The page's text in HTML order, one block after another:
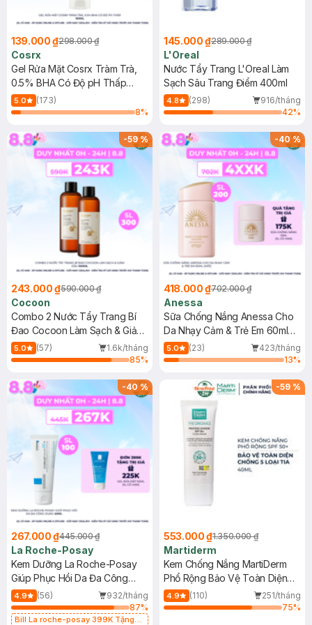
139.000 ₫298.000 ₫
Cosrx
Gel Rửa Mặt Cosrx Tràm Trà,
0.5% BHA Có Độ pH Thấp
150ml
5.0
(173)
8%
145.000 ₫289.000 ₫
L'Oreal
Nước Tẩy Trang L'Oreal Làm
Sạch Sâu Trang Điểm 400ml
4.8 (298)
916/tháng
42%
-59%
243.000 ₫590.000 ₫
Cocoon
Combo 2 Nước Tẩy Trang Bí
Đao Cocoon Làm Sạch & Giảm
Dầu 500ml
5.0 (57)
1.6k/tháng
85%
-40%
418.000 ₫702.000 ₫
Anessa
Sữa Chống Nắng Anessa Cho
Da Nhạy Cảm & Trẻ Em 60ml
(Mới)
5.0 (23)
423/tháng
13%
-40%
267.000 ₫445.000 ₫
La Roche-Posay
Kem Dưỡng La Roche-Posay
Giúp Phục Hồi Da Đa Công
Dụng 40ml
4.9 (56)
932/tháng
87%
Bill La roche-posay 399K Tặng
-59 %
553.000 ₫1.350.000 ₫
Martiderm
Kem Chống Nắng MartiDerm
Phổ Rộng Bảo Vệ Toàn Diện
40ml
4.9 (110)
251/tháng
75%